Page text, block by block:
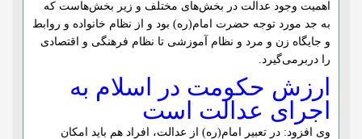
اهمیت وجود عدالت در بخش‌های مختلف و زیر بخش‌هاست که
به جد مورد توجه حضرت امام(ره) بود و از نظام خانواده و روابط
و جایگاه زن و مرد و نظام آموزشی تا نظام فرهنگی و اقتصادی
را دربرمی‌گیرد.
ارزش حکومت در اسلام به
اجرای عدالت است
وی افزود: در تعبیر امام(ره) از عدالت، افراد هم باید امکان